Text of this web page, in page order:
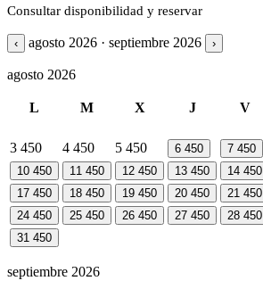
Consultar disponibilidad y reservar
‹ agosto 2026 · septiembre 2026 ›
agosto 2026
L M X J V
3 450 4 450 5 450 6 450 7 450
10 450 11 450 12 450 13 450 14 450
17 450 18 450 19 450 20 450 21 450
24 450 25 450 26 450 27 450 28 450
31 450
septiembre 2026